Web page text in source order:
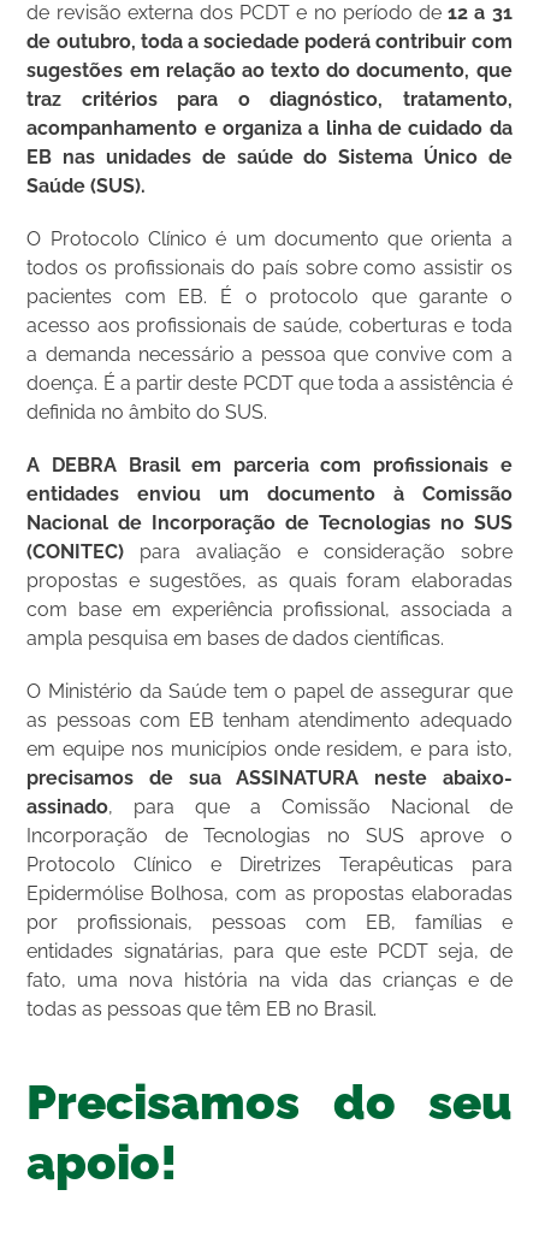
de revisão externa dos PCDT e no período de12 a 31
de outubro, toda a sociedade poderá contribuir com
sugestões em relação ao texto do documento, que
traz critérios para o diagnóstico, tratamento,
acompanhamento e organiza a linha de cuidado da
EB nas unidades de saúde do Sistema Único de
Saúde (SUS).
O Protocolo Clínico é um documento que orienta a
todos os profissionais do país sobre como assistir os
pacientes com EB. É o protocolo que garante o
acesso aos profissionais de saúde, coberturas e toda
a demanda necessário a pessoa que convive com a
doença. É a partir deste PCDT que toda a assistência é
definida no âmbito do SUS.
A DEBRA Brasil em parceria com profissionais e
entidades enviou um documento à Comissão
Nacional de Incorporação de Tecnologias no SUS
(CONITEC) para avaliação e consideração sobre
propostas e sugestões, as quais foram elaboradas
com base em experiência profissional, associada a
ampla pesquisa em bases de dados científicas.
O Ministério da Saúde tem o papel de assegurar que
as pessoas com EB tenham atendimento adequado
em equipe nos municípios onde residem, e para isto,
precisamos de sua ASSINATURA neste abaixo-
assinado, para que a Comissão Nacional de
Incorporação de Tecnologias no SUS aprove o
Protocolo Clínico e Diretrizes Terapêuticas para
Epidermólise Bolhosa, com as propostas elaboradas
por profissionais, pessoas com EB, famílias e
entidades signatárias, para que este PCDT seja, de
fato, uma nova história na vida das crianças e de
todas as pessoas que têm EB no Brasil.
Precisamos do seu
apoio!